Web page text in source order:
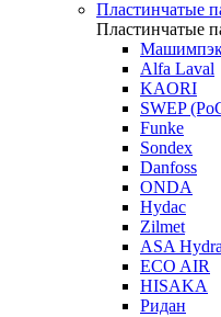
Пластинчатые
Пластинчатые
Alfa Laval
KAORI
SWEP
Funke
Sondex
Danfoss
ONDA
Hydac
Zilmet
ASA
ECO AIR
HISAKA
Ридан